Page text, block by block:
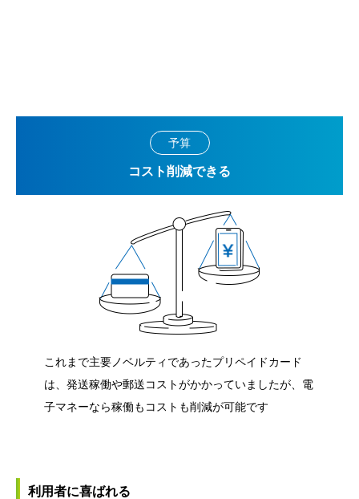
予算
コスト削減できる
これまで主要ノベルティであったプリペイドカード
は、発送稼働や郵送コストがかかっていましたが、電
子マネーなら稼働もコストも削減が可能です
利用者に喜ばれる